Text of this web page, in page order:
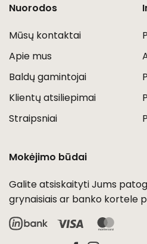
Nuorodos
Mūsų kontaktai
Apie mus
Baldų gamintojai
Klientų atsiliepimai
Straipsniai
Mokėjimo būdai
Galite atsiskaityti Jums
grynaisiais ar banko kortele
Visa